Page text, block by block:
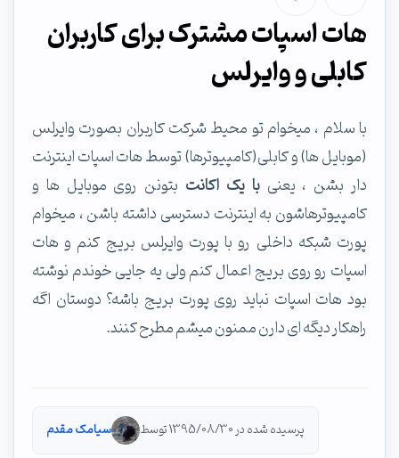
هات اسپات مشترک برای کاربران
کابلی و وایرلس
با سلام ، میخوام تو محیط شرکت کاربران بصورت وایرلس
(موبایل ها) و کابلی(کامپیوترها) توسط هات اسپات اینترنت
دار بشن ، یعنیبا یک اکانت بتونن روی موبایل ها و
کامپیوترهاشون به اینترنت دسترسی داشته باشن ، میخوام
پورت شبکه داخلی رو با پورت وایرلس بریج کنم و هات
اسپات رو روی بریج اعمال کنم ولی یه جایی خوندم نوشته
بود هات اسپات نباید روی پورت بریج باشه؟ دوستان اگه
راهکار دیگه ای دارن ممنون میشم مطرح کنند.
پرسیده شده در 1395/08/30 توسط سیامک مقدم